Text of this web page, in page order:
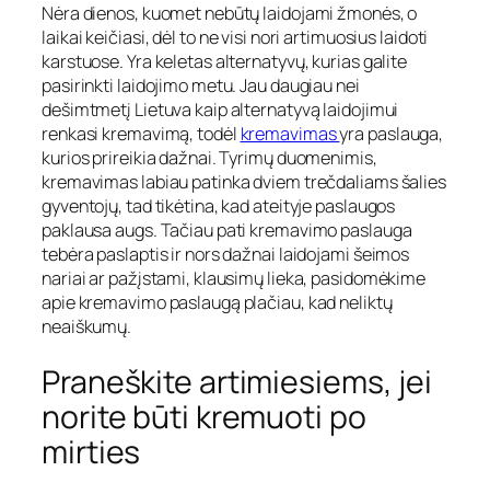
Nėra dienos, kuomet nebūtų laidojami žmonės, o
laikai keičiasi, dėl to ne visi nori artimuosius laidoti
karstuose. Yra keletas alternatyvų, kurias galite
pasirinkti laidojimo metu. Jau daugiau nei
dešimtmetį Lietuva kaip alternatyvą laidojimui
renkasi kremavimą, todėl kremavimasyra paslauga,
kurios prireikia dažnai. Tyrimų duomenimis,
kremavimas labiau patinka dviem trečdaliams šalies
gyventojų, tad tikėtina, kad ateityje paslaugos
paklausa augs. Tačiau pati kremavimo paslauga
tebėra paslaptis ir nors dažnai laidojami šeimos
nariai ar pažįstami, klausimų lieka, pasidomėkime
apie kremavimo paslaugą plačiau, kad neliktų
neaiškumų.
Praneškite artimiesiems, jei
norite būti kremuoti po
mirties